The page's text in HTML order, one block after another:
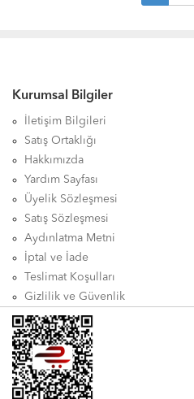
Kurumsal Bilgiler
İletişim Bilgileri
Satış Ortaklığı
Hakkımızda
Yardım Sayfası
Üyelik Sözleşmesi
Satış Sözleşmesi
Aydınlatma Metni
İptal ve İade
Teslimat Koşulları
Gizlilik ve Güvenlik